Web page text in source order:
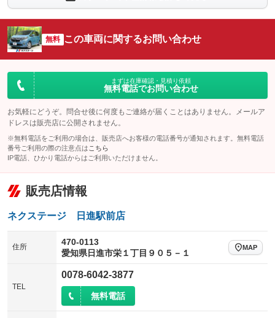
：装備なし ：装備なし
サイドカメラ
：装備なし ルーフレール
：装備なし
：装備なし
：装備なし
無料 この車両に関するお問い合わせ
まずは在庫確認・見積り依頼
無料電話でお問い合わせ
お気軽にどうぞ。問合せ後に何度もご連絡が届くことはありません。メールア
ドレスは販売店に公開されません。
※無料電話をご利用の場合は、販売店へお客様の電話番号が通知されます。無料電話
番号ご利用の際の注意点は こちら
IP電話、ひかり電話からはご利用いただけません。
販売店情報
ネクステージ 日進駅前店
住所
470-0113
愛知県日進市栄１丁目９０５－１
MAP
TEL
0078-6042-3877
無料電話